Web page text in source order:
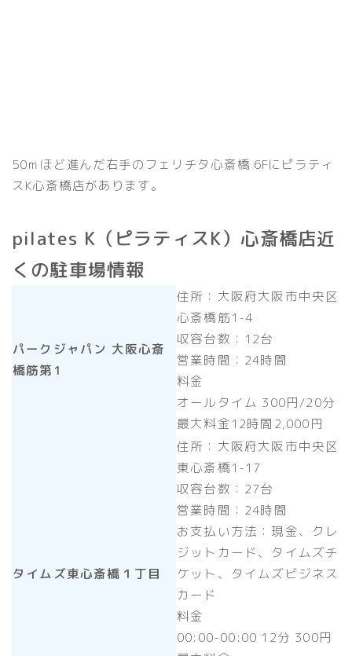
50ｍほど進んだ右手のフェリチタ心斎橋 6Fにピラティ
スK心斎橋店があります。
pilates K（ピラティスK）心斎橋店近
くの駐車場情報
パークジャパン 大阪心斎
橋筋第1
住所：大阪府大阪市中央区
心斎橋筋1-4
収容台数：12台
営業時間：24時間
料金
オールタイム 300円/20分
最大料金12時間2,000円
タイムズ東心斎橋１丁目
住所：大阪府大阪市中央区
東心斎橋1-17
収容台数：27台
営業時間：24時間
お支払い方法：現金、クレ
ジットカード、タイムズチ
ケット、タイムズビジネス
カード
料金
00:00-00:00 12分 300円